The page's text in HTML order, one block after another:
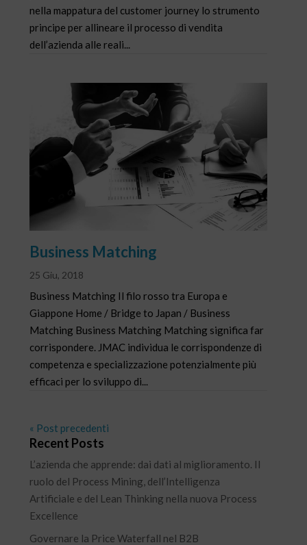
nella mappatura del customer journey lo strumento
principe per allineare il processo di vendita
dell’azienda alle reali...
Business Matching
25 Giu, 2018
Business Matching Il filo rosso tra Europa e
Giappone Home / Bridge to Japan / Business
Matching Business Matching Matching significa far
corrispondere. JMAC individua le corrispondenze di
competenza e specializzazione potenzialmente più
efficaci per lo sviluppo di...
« Post precedenti
Recent Posts
L’azienda che apprende: dai dati al miglioramento. Il
ruolo del Process Mining, dell’Intelligenza
Artificiale e del Lean Thinking nella nuova Process
Excellence
Governare la Price Waterfall nel B2B